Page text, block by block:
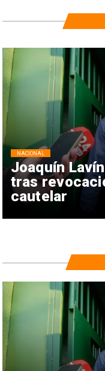
Joaquín
tras
cautelar
NACIONAL